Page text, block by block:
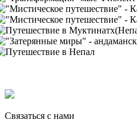
Связаться с нами